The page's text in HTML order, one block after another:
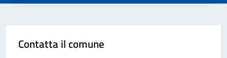
Contatta il comune